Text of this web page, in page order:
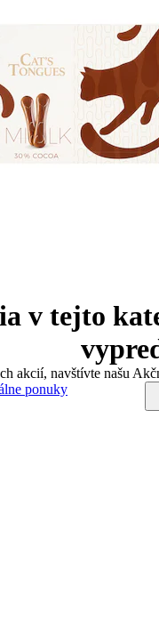
v tejto
akcií, navštívte našu
ponuky